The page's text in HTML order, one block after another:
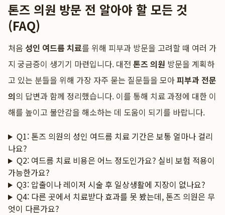
톤즈 의원 방문 전 알아야 할 모든 것
(FAQ)
처음 성인 여드름 치료를 위해 피부과 방문을 고려할 때 여러 가
지 궁금증이 생기기 마련입니다. 대전 톤즈 의원 방문을 계획하
고 있는 분들을 위해 가장 자주 묻는 질문들을 모아피부과 전문
의의 답변과 함께 정리했습니다. 이를 통해 치료 과정에 대한 이
해를 높이고 불안감을 해소하는 데 도움이 되기를 바랍니다.
Q1: 톤즈 의원의 성인 여드름 치료 기간은 보통 얼마나 걸리
나요?
Q2: 여드름 치료 비용은 어느 정도인가요? 실비 보험 적용이
가능한가요?
Q3: 압출이나 레이저 시술 후 일상생활에 지장이 없나요?
Q4: 다른 곳에서 치료받다 효과를 못 봤는데, 톤즈 의원은 무
엇이 다른가요?